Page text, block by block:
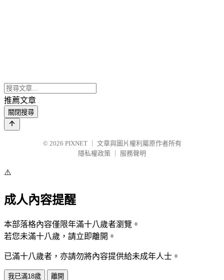
推薦文章
關閉搜尋
© 2026 PIXNET
文章與圖片權利屬原作者所有
隱私權政策
服務聲明
⚠️
成人內容提醒
本部落格內容僅限年滿十八歲者瀏覽。
若您未滿十八歲，請立即離開。
已滿十八歲者，亦請勿將內容提供給未成年人士。
我已滿18歲 離開